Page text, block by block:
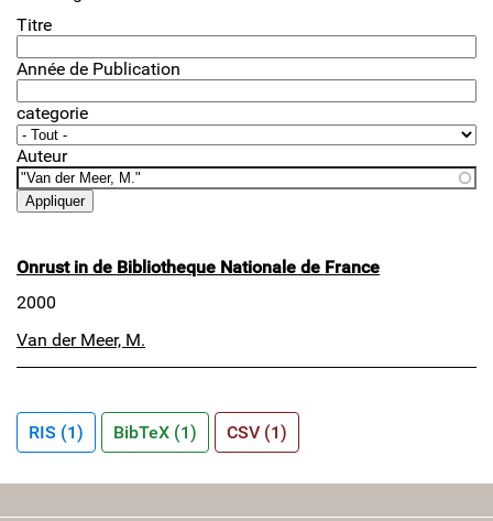
Titre
Année de Publication
categorie
Auteur
Onrust in de Bibliotheque Nationale de France
2000
Van der Meer, M.
RIS (1) BibTeX (1) CSV (1)